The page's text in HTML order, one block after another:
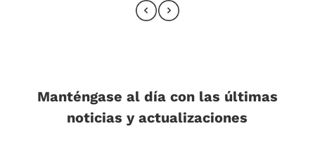
Manténgase al día con las últimas
noticias y actualizaciones